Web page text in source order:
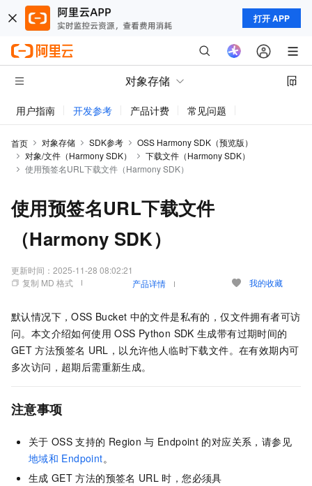
打开 APP
对象存储
用户指南 开发参考 产品计费 常见问题
首页 对象存储 SDK参考
OSS Harmony SDK（预览版）
对象/文件（Harmony SDK）
下载文件（Harmony SDK）
使用预签名URL下载文件（Harmony SDK）
使用预签名URL下载文件
（Harmony SDK）
更新时间： 2025-11-28 08:02:21
复制 MD 格式
产品详情 我的收藏
默认情况下，OSS Bucket 中的文件是私有的，仅文件拥有者可访
问。本文介绍如何使用 OSS Python SDK 生成带有过期时间的
GET 方法预签名 URL，以允许他人临时下载文件。在有效期内可
多次访问，超期后需重新生成。
注意事项
关于 OSS 支持的 Region 与 Endpoint 的对应关系，请参见
地域和 Endpoint。
生成 GET 方法的预签名 URL 时，您必须具